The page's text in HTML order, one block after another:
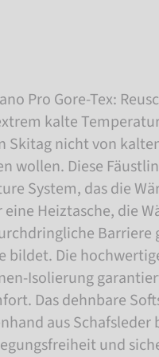
Pro Gore-Tex:
kalte
Skitag nicht von
wollen. Diese
System, das die
eine Heiztasche, die
Barriere
bildet. Die
Isolierung
Das dehnbare
aus
und